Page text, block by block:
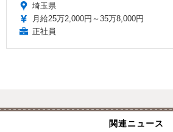
埼玉県
月給25万2,000円～35万8,000円
正社員
関連ニュース